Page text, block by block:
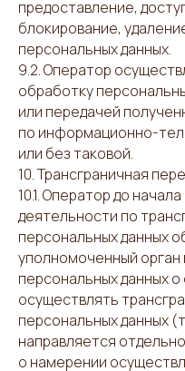
предоставление,
блокирование,
персональных данных.
9.2. Оператор
обработку
или передачей
по информационно-
или без таковой.
10. Трансграничная
10.1. Оператор до
деятельности по
персональных данных
уполномоченный орган
персональных данных
осуществлять
персональных данных
направляется
о намерении